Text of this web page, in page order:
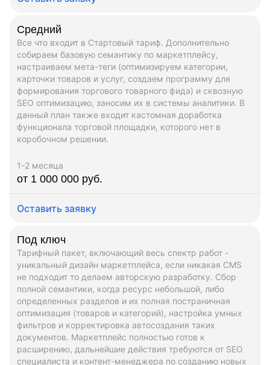
Средний
Все что входит в Стартовый тариф. Дополнительно
собираем базовую семантику по маркетплейсу,
настраиваем мета-теги (оптимизируем категории,
карточки товаров и услуг, создаем программу для
формирования торгового товарного фида) и сквозную
SEO оптимизацию, заносим их в системы аналитики. В
данный план также входит кастомная доработка
функционала торговой площадки, которого нет в
коробочном решении.
1-2 месяца
от 1 000 000 руб.
Оставить заявку
Под ключ
Тарифный пакет, включающий весь спектр работ -
уникальный дизайн маркетплейса, если никакая CMS
не подходит то делаем авторскую разработку. Сбор
полной семантики, когда ресурс небольшой, либо
определенных разделов и их полная постраничная
оптимизация (товаров и категорий), настройка умных
фильтров и корректировка автосоздания таких
документов. Маркетплейс полностью готов к
расширению, дальнейшие действия требуются от SEO
специалиста и контент-менеджера по созданию новых